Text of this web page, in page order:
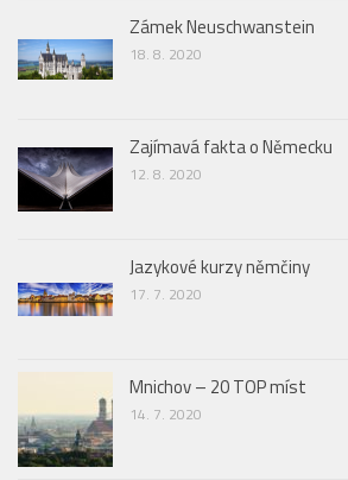
Zámek Neuschwanstein
18. 8. 2020
Zajímavá fakta o Německu
12. 8. 2020
Jazykové kurzy němčiny
17. 7. 2020
Mnichov – 20 TOP míst
14. 7. 2020